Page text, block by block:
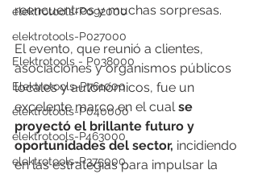
elektrotools-P092000
elektrotools-P027000
Elektrotools - P038000
Elektrotools-P761000
elektrotools-P040000
elektrotools-P463000
elektrotools-P375000
reencuentros y muchas sorpresas.
El evento, que reunió a clientes,
asociaciones y organismos públicos
locales y autonómicos, fue un
excelente marco en el cual se
proyectó el brillante futuro y
oportunidades del sector, incidiendo
en las estrategias para impulsar la